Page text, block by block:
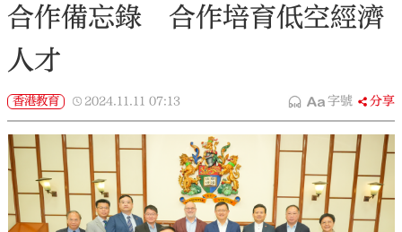
合作備忘錄 合作培育低空經濟
人才
香港教育 2024.11.11 07:13 字號 分享